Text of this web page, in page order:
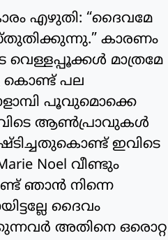
എഴുതി: “ദൈവമേ
കാരണം
മാത്രമേ
കൊണ്ട് പല
പൂവുമൊക്കെ
ആൺപ്രാവുകൾ
ഇവിടെ
Noel വീണ്ടും
ഞാൻ നിന്നെ
ദൈവം
അതിനെ ഒരൊറ്റ